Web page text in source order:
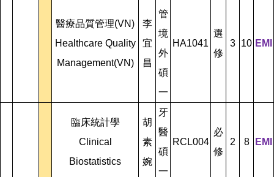
醫療品質管理(VN)
Healthcare Quality
Management(VN)
李
宜
昌
管
境
外
碩
一
HA1041
選
修
3 10 EMI
臨床統計學
Clinical
Biostatistics
胡
素
婉
牙
醫
碩
一
RCL004
必
修
2 8 EMI